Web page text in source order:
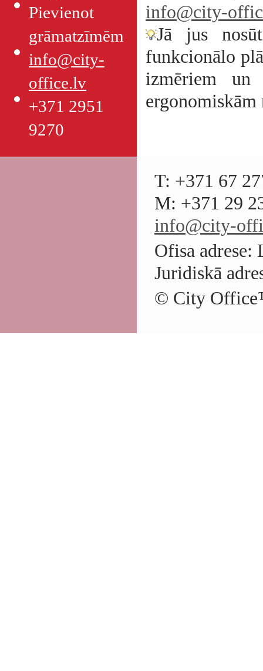
Pievienot
grāmatzīmēm
info@city-
office.lv
+371 2951
9270
info@city-
Jā jus
funkcionālo
izmēriem un
ergonomiskām
T: +371 67
M: +371 29
info@city-
Ofisa adrese:
Juridiskā
© City Office